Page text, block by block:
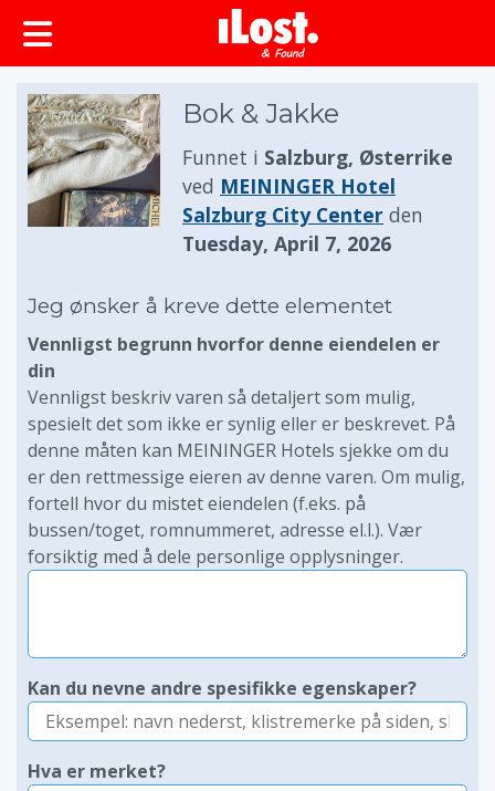
Bok & Jakke
Funnet i Salzburg, Østerrike
ved MEININGER Hotel
Salzburg City Center den
Tuesday, April 7, 2026
Jeg ønsker å kreve dette elementet
Vennligst begrunn hvorfor denne eiendelen er
din
Vennligst beskriv varen så detaljert som mulig,
spesielt det som ikke er synlig eller er beskrevet. På
denne måten kan MEININGER Hotels sjekke om du
er den rettmessige eieren av denne varen. Om mulig,
fortell hvor du mistet eiendelen (f.eks. på
bussen/toget, romnummeret, adresse el.l.). Vær
forsiktig med å dele personlige opplysninger.
Kan du nevne andre spesifikke egenskaper?
Hva er merket?